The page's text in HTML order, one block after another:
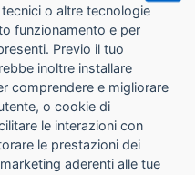
o altre tecnologie
funzionamento e per
Previo il tuo
inoltre installare
comprendere e migliorare
o cookie di
le interazioni con
le prestazioni dei
aderenti alle tue